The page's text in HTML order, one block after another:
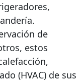
de
estos
(HVAC) de sus